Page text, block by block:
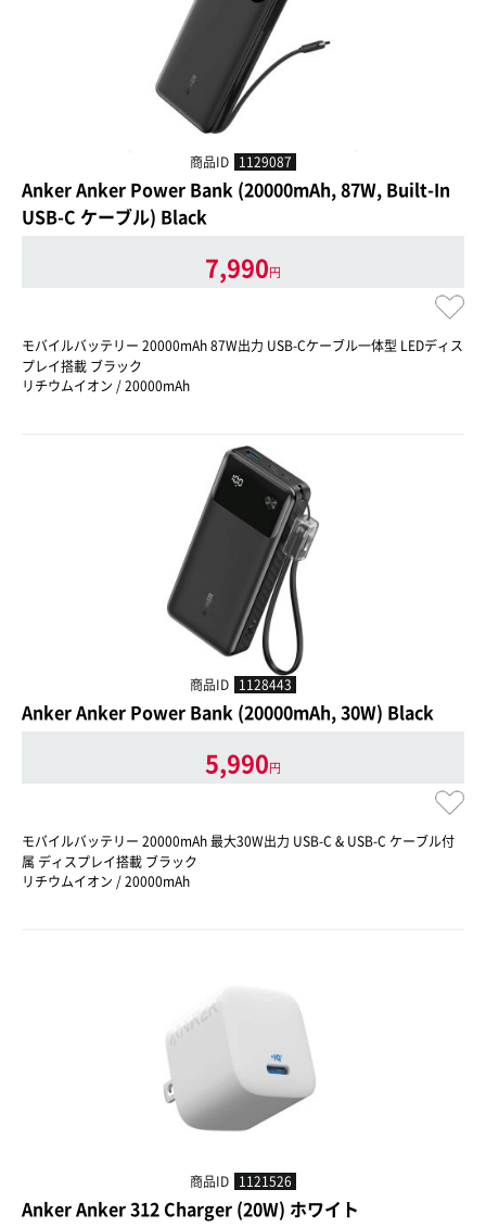
商品ID 1129087
Anker Anker Power Bank (20000mAh, 87W, Built-In
USB-C ケーブル) Black
7,990円
モバイルバッテリー 20000mAh 87W出力 USB-Cケーブル一体型 LEDディス
プレイ搭載 ブラック
リチウムイオン / 20000mAh
商品ID 1128443
Anker Anker Power Bank (20000mAh, 30W) Black
5,990円
モバイルバッテリー 20000mAh 最大30W出力 USB-C & USB-C ケーブル付
属 ディスプレイ搭載 ブラック
リチウムイオン / 20000mAh
商品ID 1121526
Anker Anker 312 Charger (20W) ホワイト